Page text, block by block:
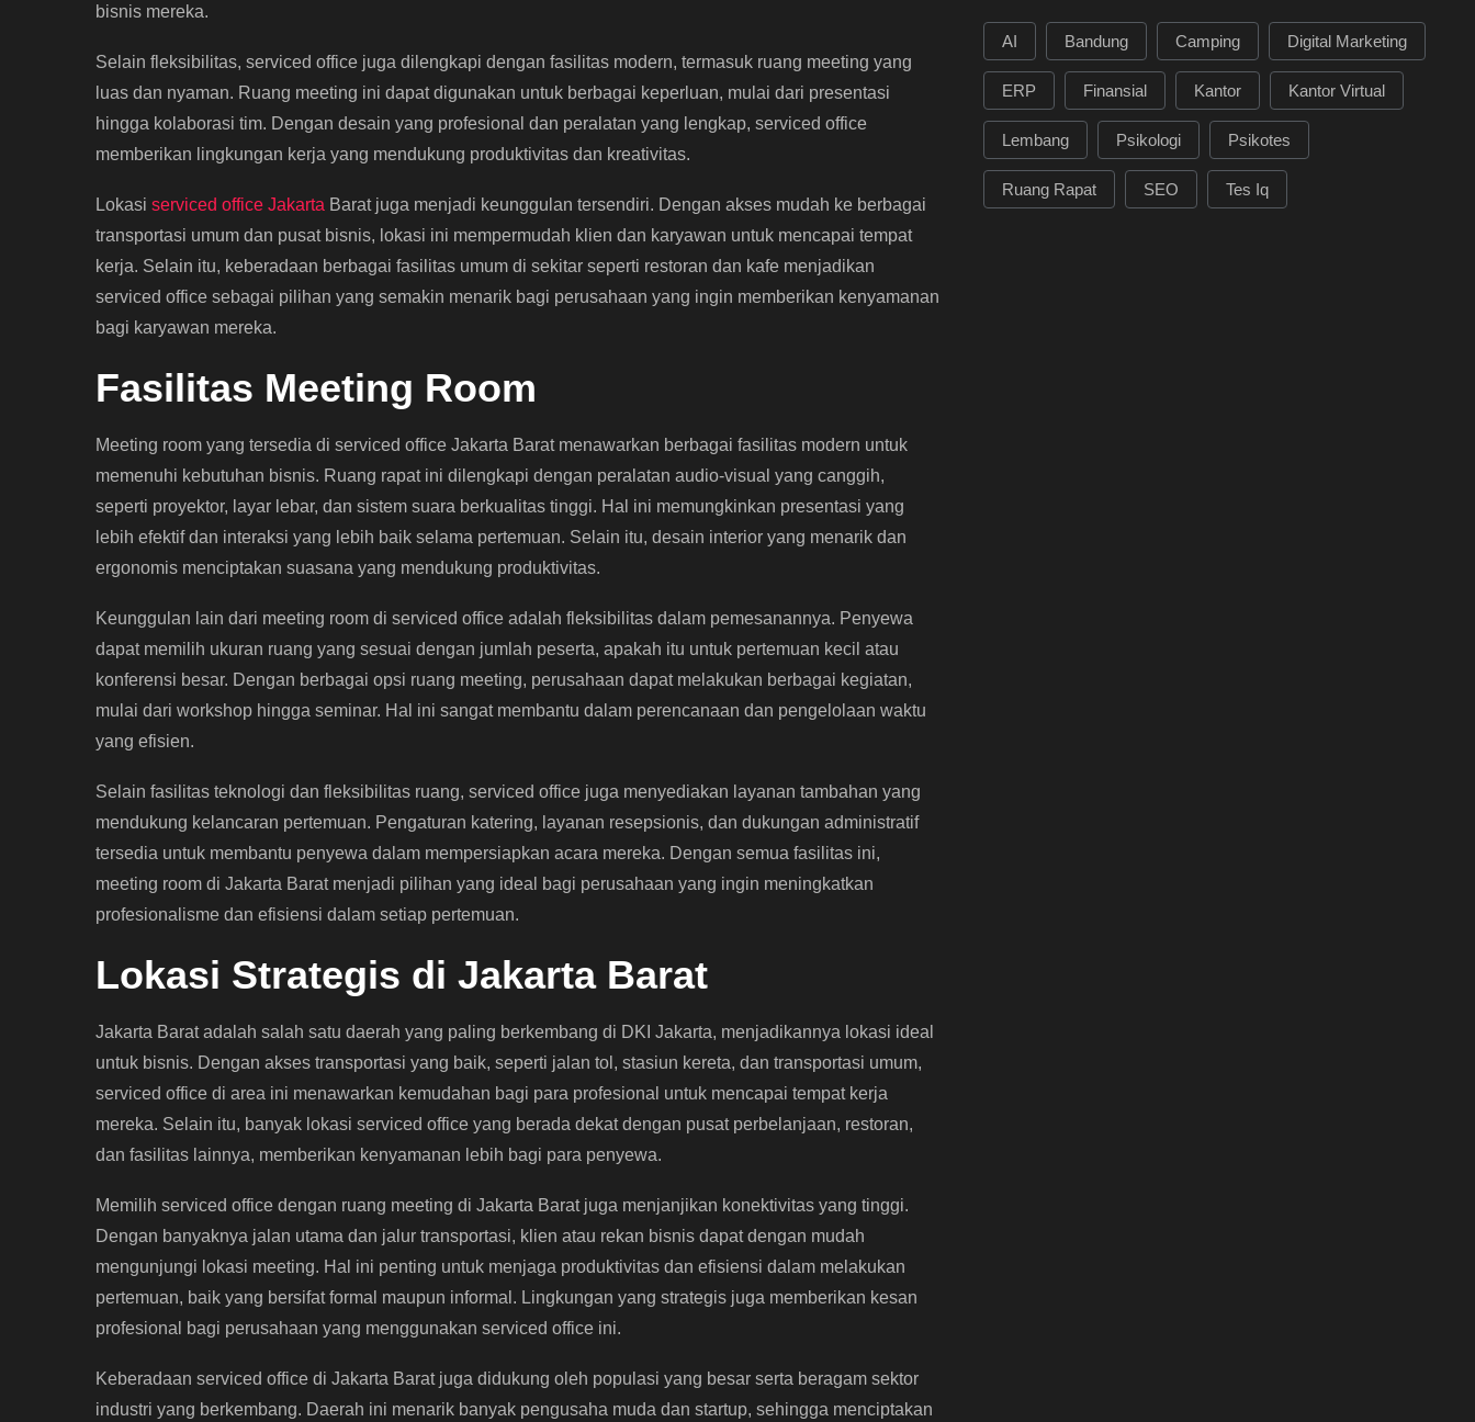
bisnis mereka.
Selain fleksibilitas, serviced office juga dilengkapi dengan fasilitas modern, termasuk ruang meeting yang
luas dan nyaman. Ruang meeting ini dapat digunakan untuk berbagai keperluan, mulai dari presentasi
hingga kolaborasi tim. Dengan desain yang profesional dan peralatan yang lengkap, serviced office
memberikan lingkungan kerja yang mendukung produktivitas dan kreativitas.
Lokasi serviced office Jakarta Barat juga menjadi keunggulan tersendiri. Dengan akses mudah ke berbagai
transportasi umum dan pusat bisnis, lokasi ini mempermudah klien dan karyawan untuk mencapai tempat
kerja. Selain itu, keberadaan berbagai fasilitas umum di sekitar seperti restoran dan kafe menjadikan
serviced office sebagai pilihan yang semakin menarik bagi perusahaan yang ingin memberikan kenyamanan
bagi karyawan mereka.
Fasilitas Meeting Room
Meeting room yang tersedia di serviced office Jakarta Barat menawarkan berbagai fasilitas modern untuk
memenuhi kebutuhan bisnis. Ruang rapat ini dilengkapi dengan peralatan audio-visual yang canggih,
seperti proyektor, layar lebar, dan sistem suara berkualitas tinggi. Hal ini memungkinkan presentasi yang
lebih efektif dan interaksi yang lebih baik selama pertemuan. Selain itu, desain interior yang menarik dan
ergonomis menciptakan suasana yang mendukung produktivitas.
Keunggulan lain dari meeting room di serviced office adalah fleksibilitas dalam pemesanannya. Penyewa
dapat memilih ukuran ruang yang sesuai dengan jumlah peserta, apakah itu untuk pertemuan kecil atau
konferensi besar. Dengan berbagai opsi ruang meeting, perusahaan dapat melakukan berbagai kegiatan,
mulai dari workshop hingga seminar. Hal ini sangat membantu dalam perencanaan dan pengelolaan waktu
yang efisien.
Selain fasilitas teknologi dan fleksibilitas ruang, serviced office juga menyediakan layanan tambahan yang
mendukung kelancaran pertemuan. Pengaturan katering, layanan resepsionis, dan dukungan administratif
tersedia untuk membantu penyewa dalam mempersiapkan acara mereka. Dengan semua fasilitas ini,
meeting room di Jakarta Barat menjadi pilihan yang ideal bagi perusahaan yang ingin meningkatkan
profesionalisme dan efisiensi dalam setiap pertemuan.
Lokasi Strategis di Jakarta Barat
Jakarta Barat adalah salah satu daerah yang paling berkembang di DKI Jakarta, menjadikannya lokasi ideal
untuk bisnis. Dengan akses transportasi yang baik, seperti jalan tol, stasiun kereta, dan transportasi umum,
serviced office di area ini menawarkan kemudahan bagi para profesional untuk mencapai tempat kerja
mereka. Selain itu, banyak lokasi serviced office yang berada dekat dengan pusat perbelanjaan, restoran,
dan fasilitas lainnya, memberikan kenyamanan lebih bagi para penyewa.
Memilih serviced office dengan ruang meeting di Jakarta Barat juga menjanjikan konektivitas yang tinggi.
Dengan banyaknya jalan utama dan jalur transportasi, klien atau rekan bisnis dapat dengan mudah
mengunjungi lokasi meeting. Hal ini penting untuk menjaga produktivitas dan efisiensi dalam melakukan
pertemuan, baik yang bersifat formal maupun informal. Lingkungan yang strategis juga memberikan kesan
profesional bagi perusahaan yang menggunakan serviced office ini.
Keberadaan serviced office di Jakarta Barat juga didukung oleh populasi yang besar serta beragam sektor
industri yang berkembang. Daerah ini menarik banyak pengusaha muda dan startup, sehingga menciptakan
AI Bandung Camping Digital Marketing
ERP Finansial Kantor Kantor Virtual
Lembang Psikologi Psikotes
Ruang Rapat SEO Tes Iq